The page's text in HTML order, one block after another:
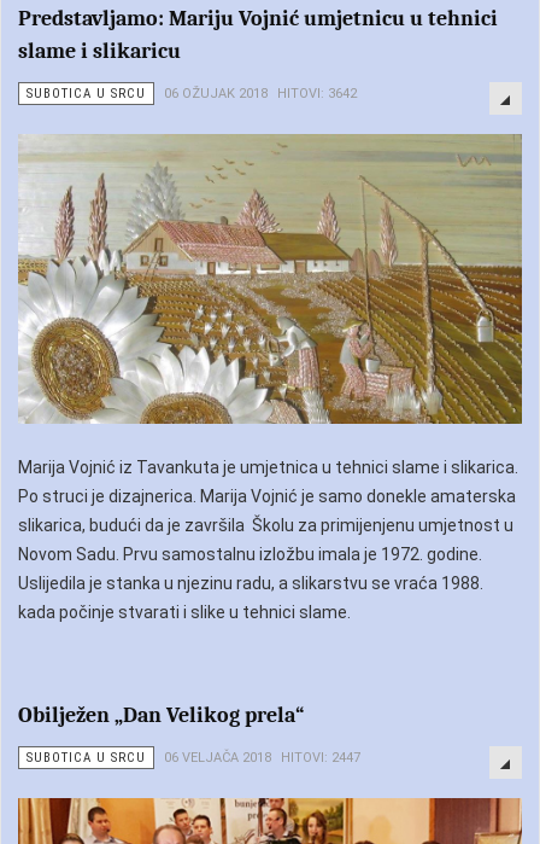
Predstavljamo: Mariju Vojnić umjetnicu u tehnici
slame i slikaricu
SUBOTICA U SRCU 06 OŽUJAK 2018 HITOVI: 3642
Marija Vojnić iz Tavankuta je umjetnica u tehnici slame i slikarica.
Po struci je dizajnerica. Marija Vojnić je samo donekle amaterska
slikarica, budući da je završila Školu za primijenjenu umjetnost u
Novom Sadu. Prvu samostalnu izložbu imala je 1972. godine.
Uslijedila je stanka u njezinu radu, a slikarstvu se vraća 1988.
kada počinje stvarati i slike u tehnici slame.
Obilježen „Dan Velikog prela“
SUBOTICA U SRCU 06 VELJAČA 2018 HITOVI: 2447